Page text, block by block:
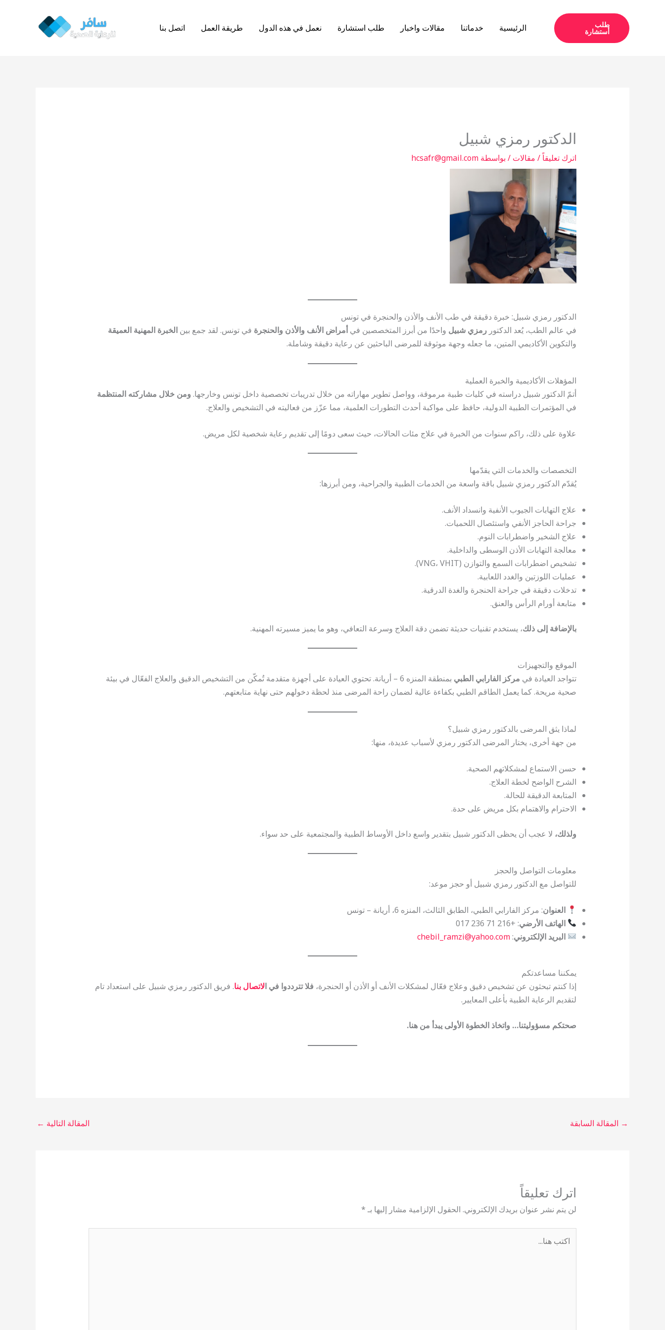
طلب
أستشارة الرئيسية خدماتنا مقالات واخبار طلب استشارة نعمل في هذه الدول طريقة العمل اتصل بنا
الدكتور رمزي شبيل
اترك تعليقاً/ مقالات / بواسطة hcsafr@gmail.com
الدكتور رمزي شبيل: خبرة دقيقة في طب الأنف والأذن والحنجرة في تونس
في عالم الطب، يُعد الدكتور رمزي شبيل واحدًا من أبرز المتخصصين في أمراض الأنف والأذن والحنجرة في تونس. لقد جمع بين الخبرة المهنية العميقة
والتكوين الأكاديمي المتين، ما جعله وجهة موثوقة للمرضى الباحثين عن رعاية دقيقة وشاملة.
المؤهلات الأكاديمية والخبرة العملية
أتمّ الدكتور شبيل دراسته في كليات طبية مرموقة، وواصل تطوير مهاراته من خلال تدريبات تخصصية داخل تونس وخارجها. ومن خلال مشاركته المنتظمة
في المؤتمرات الطبية الدولية، حافظ على مواكبة أحدث التطورات العلمية، مما عزّز من فعاليته في التشخيص والعلاج.
علاوة على ذلك، راكم سنوات من الخبرة في علاج مئات الحالات، حيث سعى دومًا إلى تقديم رعاية شخصية لكل مريض.
التخصصات والخدمات التي يقدّمها
يُقدّم الدكتور رمزي شبيل باقة واسعة من الخدمات الطبية والجراحية، ومن أبرزها:
علاج التهابات الجيوب الأنفية وانسداد الأنف.
جراحة الحاجز الأنفي واستئصال اللحميات.
علاج الشخير واضطرابات النوم.
معالجة التهابات الأذن الوسطى والداخلية.
تشخيص اضطرابات السمع والتوازن (VNG، VHIT).
عمليات اللوزتين والغدد اللعابية.
تدخلات دقيقة في جراحة الحنجرة والغدة الدرقية.
متابعة أورام الرأس والعنق.
بالإضافة إلى ذلك، يستخدم تقنيات حديثة تضمن دقة العلاج وسرعة التعافي، وهو ما يميز مسيرته المهنية.
الموقع والتجهيزات
تتواجد العيادة في مركز الفارابي الطبي
بمنطقة المنزه 6 – أريانة. تحتوي العيادة على أجهزة متقدمة تُمكّن من التشخيص الدقيق والعلاج الفعّال في بيئة
صحية مريحة. كما يعمل الطاقم الطبي بكفاءة عالية لضمان راحة المرضى منذ لحظة دخولهم حتى نهاية متابعتهم.
لماذا يثق المرضى بالدكتور رمزي شبيل؟
من جهة أخرى، يختار المرضى الدكتور رمزي لأسباب عديدة، منها:
حسن الاستماع لمشكلاتهم الصحية.
الشرح الواضح لخطة العلاج.
المتابعة الدقيقة للحالة.
الاحترام والاهتمام بكل مريض على حدة.
ولذلك، لا عجب أن يحظى الدكتور شبيل بتقدير واسع داخل الأوساط الطبية والمجتمعية على حد سواء.
معلومات التواصل والحجز
للتواصل مع الدكتور رمزي شبيل أو حجز موعد:
العنوان: مركز الفارابي الطبي، الطابق الثالث، المنزه 6، أريانة – تونس
الهاتف الأرضي: +216 71 236 017
البريد الإلكتروني:
chebil_ramzi@yahoo.com
يمكننا مساعدتكم
إذا كنتم تبحثون عن تشخيص دقيق وعلاج فعّال لمشكلات الأنف أو الأذن أو الحنجرة، فلا تترددوا في الاتصال بنا. فريق الدكتور رمزي شبيل على استعداد تام
لتقديم الرعاية الطبية بأعلى المعايير.
صحتكم مسؤوليتنا… واتخاذ الخطوة الأولى يبدأ من هنا.
→ المقالة السابقة المقالة التالية ←
اترك تعليقاً
لن يتم نشر عنوان بريدك الإلكتروني. الحقول الإلزامية مشار إليها بـ *
هنا...